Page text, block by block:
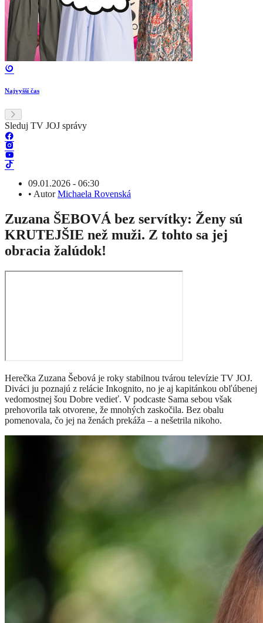
Najvyšší čas
Sleduj TV JOJ správy
09.01.2026 - 06:30
• AutorMichaela Rovenská
Zuzana ŠEBOVÁ bez servítky: Ženy sú
KRUTEJŠIE než muži. Z tohto sa jej
obracia žalúdok!
Herečka Zuzana Šebová je roky stabilnou tvárou televízie TV JOJ.
Diváci ju poznajú z relácie Inkognito, no je aj kapitánkou obľúbenej
vedomostnej šou Dobre vedieť. V podcaste Sama sebou však
prehovorila tak otvorene, že mnohých zaskočila. Bez obalu
pomenovala, čo jej na ženách prekáža – a nešetrila nikoho.